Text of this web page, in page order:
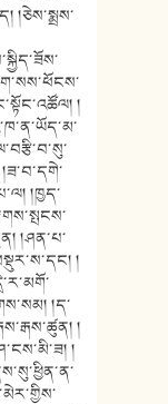
།ཅེས་སྨྲས་
།
།ཁྱད་
།ཤན་པ་
།
།ད་
།
།